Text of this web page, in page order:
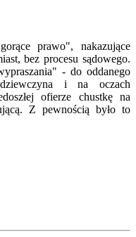
prawo", nakazujące
bez procesu sądowego.
- do oddanego
i na oczach
ofierze chustkę na
Z pewnością było to